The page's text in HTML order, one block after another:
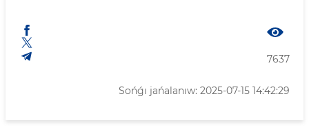
7637
Sońǵı jańalanıw: 2025-07-15 14:42:29